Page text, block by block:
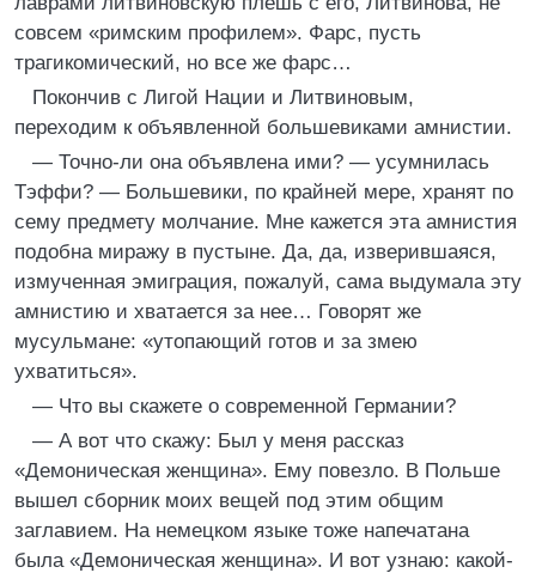
совсем «римским профилем». Фарс, пусть
трагикомический, но все же фарс…
Покончив с Лигой Нации и Литвиновым,
переходим к объявленной большевиками амнистии.
— Точно-ли она объявлена ими? — усумнилась
Тэффи? — Большевики, по крайней мере, хранят по
сему предмету молчание. Мне кажется эта амнистия
подобна миражу в пустыне. Да, да, изверившаяся,
измученная эмиграция, пожалуй, сама выдумала эту
амнистию и хватается за нее… Говорят же
мусульмане: «утопающий готов и за змею
ухватиться».
— Что вы скажете о современной Германии?
— А вот что скажу: Был у меня рассказ
«Демоническая женщина». Ему повезло. В Польше
вышел сборник моих вещей под этим общим
заглавием. На немецком языке тоже напечатана
была «Демоническая женщина». И вот узнаю: какой-